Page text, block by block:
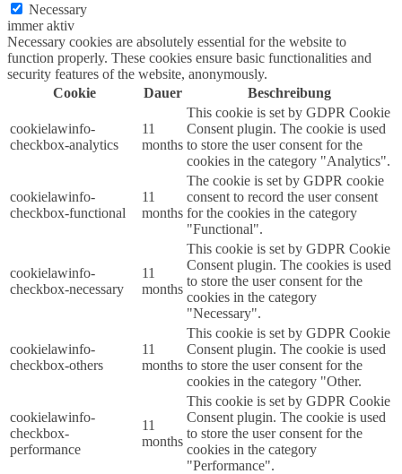
Necessary
immer aktiv
Necessary cookies are absolutely essential for the website to
function properly. These cookies ensure basic functionalities and
security features of the website, anonymously.
Cookie
Dauer Beschreibung
cookielawinfo-
checkbox-analytics
11
months
This cookie is set by GDPR Cookie
Consent plugin. The cookie is used
to store the user consent for the
cookies in the category "Analytics".
cookielawinfo-
checkbox-functional
11
months
The cookie is set by GDPR cookie
consent to record the user consent
for the cookies in the category
"Functional".
cookielawinfo-
checkbox-necessary
11
months
This cookie is set by GDPR Cookie
Consent plugin. The cookies is used
to store the user consent for the
cookies in the category
"Necessary".
cookielawinfo-
checkbox-others
11
months
This cookie is set by GDPR Cookie
Consent plugin. The cookie is used
to store the user consent for the
cookies in the category "Other.
cookielawinfo-
checkbox-
performance
11
months
This cookie is set by GDPR Cookie
Consent plugin. The cookie is used
to store the user consent for the
cookies in the category
"Performance".